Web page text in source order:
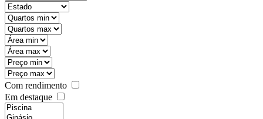
state
mintypo
maxtypo
minarea
maxarea
minprice
maxprice
Com rendimento
Em destaque
features